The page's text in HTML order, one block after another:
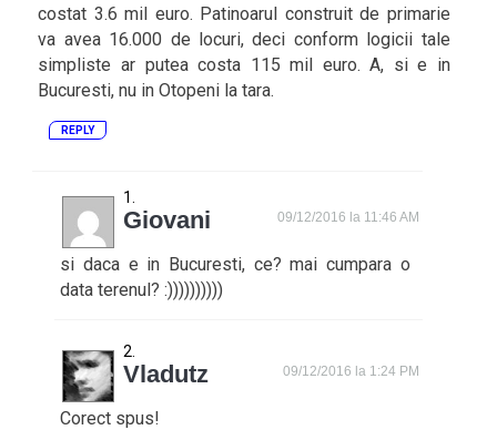
costat 3.6 mil euro. Patinoarul construit de primarie
va avea 16.000 de locuri, deci conform logicii tale
simpliste ar putea costa 115 mil euro. A, si e in
Bucuresti, nu in Otopeni la tara.
REPLY
Giovani 09/12/2016 la 11:46 AM
si daca e in Bucuresti, ce? mai cumpara o
data terenul? :))))))))))
Vladutz 09/12/2016 la 1:24 PM
Corect spus!